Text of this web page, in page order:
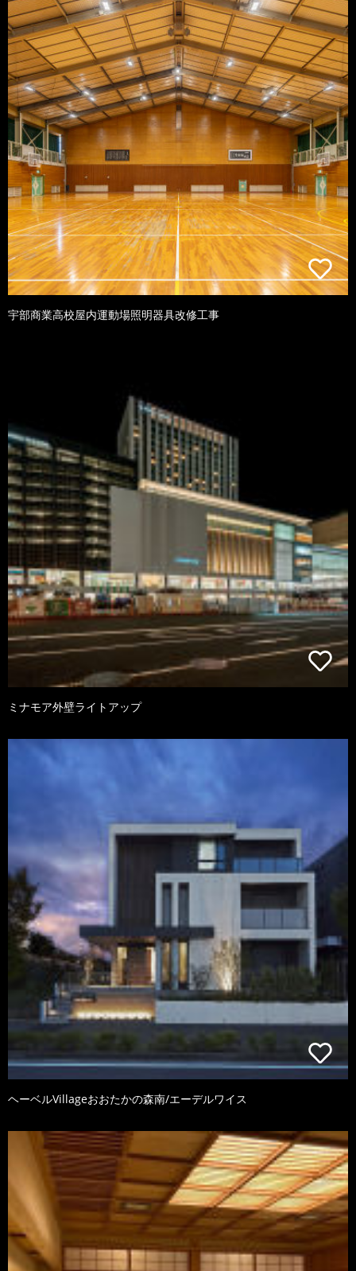
宇部商業高校屋内運動場照明器具改修工事
ミナモア外壁ライトアップ
ヘーベルVillageおおたかの森南/エーデルワイス